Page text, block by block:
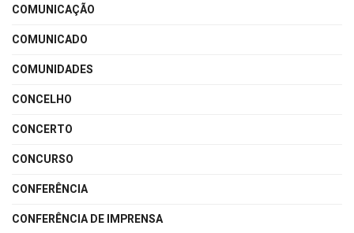
COMUNICAÇÃO
COMUNICADO
COMUNIDADES
CONCELHO
CONCERTO
CONCURSO
CONFERÊNCIA
CONFERÊNCIA DE IMPRENSA